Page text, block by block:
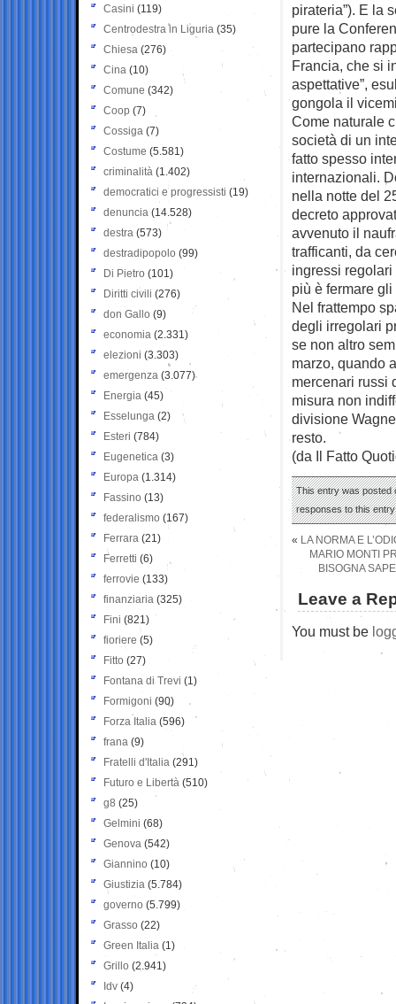
pirateria”). E la
pure la
partecipano
Francia, che si
aspettative”,
gongola il
Come naturale
società di un
fatto spesso
internazionali.
nella notte del
decreto
avvenuto il
trafficanti, da
ingressi regolari
più è fermare gli
Nel frattempo
degli irregolari
se non altro
marzo, quando
mercenari russi
misura non
divisione
resto.
(da Il Fatto
This entry was posted
responses to this
« LA NORMA E
MARIO MONTI
BISOGNA
Leave a
You must be
Casini (119)
Centrodestra in Liguria (35)
Chiesa (276)
Cina (10)
Comune (342)
Coop (7)
Cossiga (7)
Costume (5.581)
criminalità (1.402)
democratici e progressisti (19)
denuncia (14.528)
destra (573)
destradipopolo (99)
Di Pietro (101)
Diritti civili (276)
don Gallo (9)
economia (2.331)
elezioni (3.303)
emergenza (3.077)
Energia (45)
Esselunga (2)
Esteri (784)
Eugenetica (3)
Europa (1.314)
Fassino (13)
federalismo (167)
Ferrara (21)
Ferretti (6)
ferrovie (133)
finanziaria (325)
Fini (821)
fioriere (5)
Fitto (27)
Fontana di Trevi (1)
Formigoni (90)
Forza Italia (596)
frana (9)
Fratelli d'Italia (291)
Futuro e Libertà (510)
g8 (25)
Gelmini (68)
Genova (542)
Giannino (10)
Giustizia (5.784)
governo (5.799)
Grasso (22)
Green Italia (1)
Grillo (2.941)
Idv (4)